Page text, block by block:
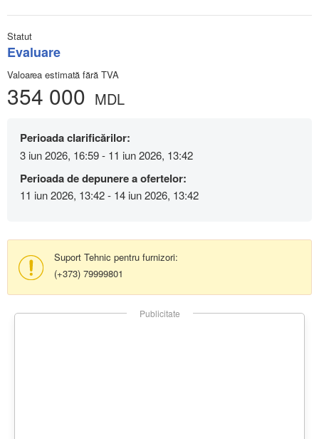
Statut
Evaluare
Valoarea estimată fără TVA
354 000 MDL
Perioada clarificărilor:
3 iun 2026, 16:59 - 11 iun 2026, 13:42
Perioada de depunere a ofertelor:
11 iun 2026, 13:42 - 14 iun 2026, 13:42
Suport Tehnic pentru furnizori:
(+373) 79999801
Publicitate